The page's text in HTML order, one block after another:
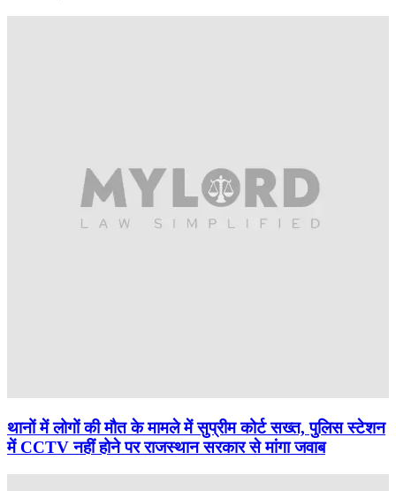
थानों में लोगों की मौत के मामले में सुप्रीम कोर्ट सख्त, पुलिस स्टेशन
में CCTV नहीं होने पर राजस्थान सरकार से मांगा जवाब